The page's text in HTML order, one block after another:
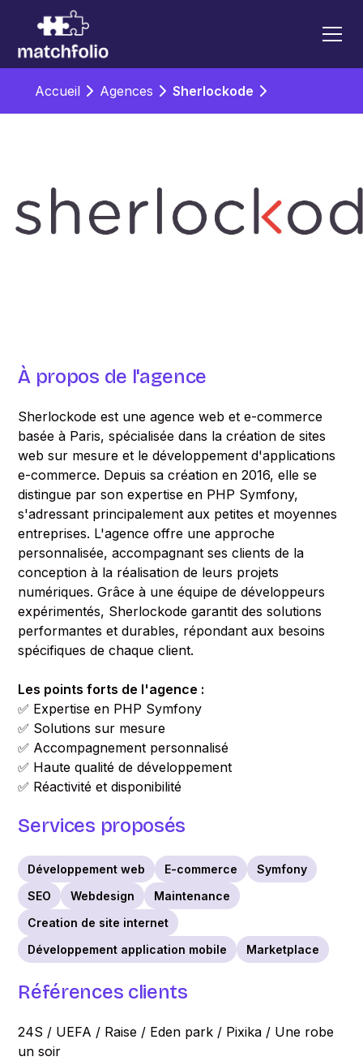
Accueil Agences Sherlockode
À propos de l'agence
Sherlockode est une agence web et e-commerce
basée à Paris, spécialisée dans la création de sites
web sur mesure et le développement d'applications
e-commerce. Depuis sa création en 2016, elle se
distingue par son expertise en PHP Symfony,
s'adressant principalement aux petites et moyennes
entreprises. L'agence offre une approche
personnalisée, accompagnant ses clients de la
conception à la réalisation de leurs projets
numériques. Grâce à une équipe de développeurs
expérimentés, Sherlockode garantit des solutions
performantes et durables, répondant aux besoins
spécifiques de chaque client.
Les points forts de l'agence :
✅ Expertise en PHP Symfony
✅ Solutions sur mesure
✅ Accompagnement personnalisé
✅ Haute qualité de développement
✅ Réactivité et disponibilité
Services proposés
Développement web E-commerce
Symfony
SEO
Webdesign
Maintenance
Creation de site internet
Développement application mobile
Marketplace
Références clients
24S / UEFA / Raise / Eden park / Pixika / Une robe
un soir